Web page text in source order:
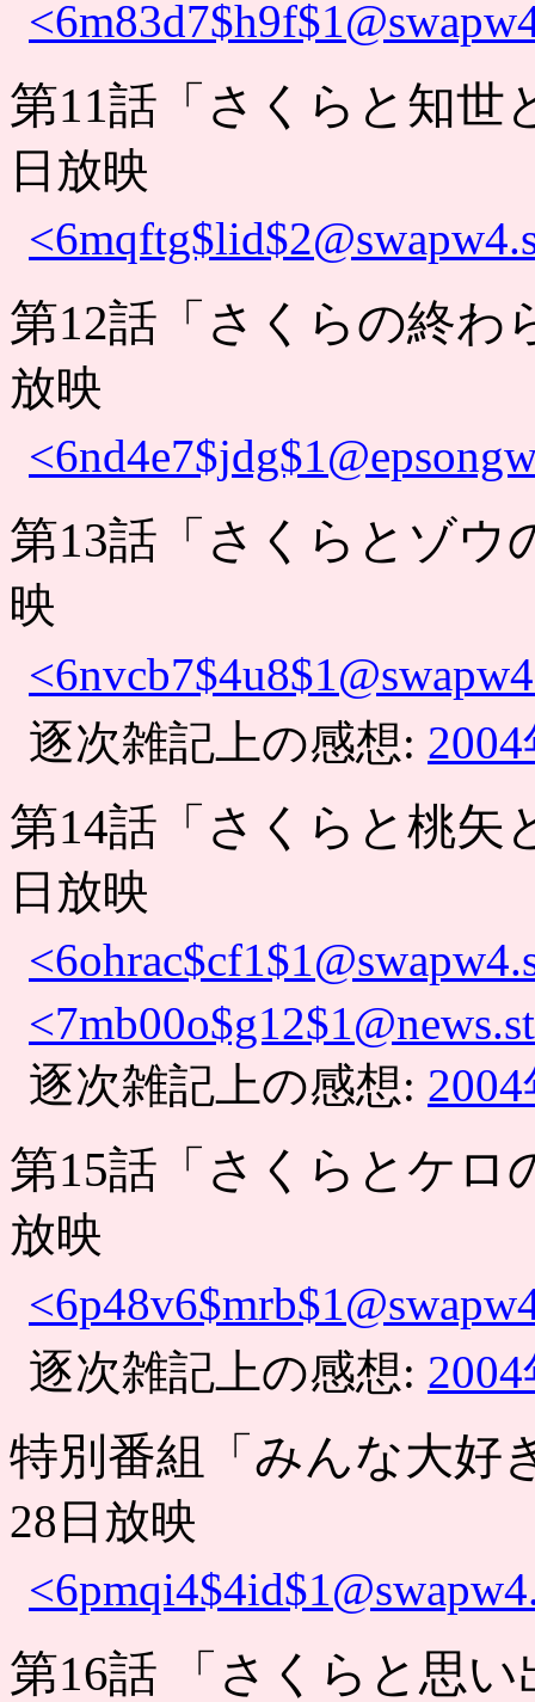
第11話「さくらと知世
日放映
第12話「さくらの終わ
放映
第13話「さくらとゾウ
映
逐次雑記上の感想:
第14話「さくらと桃矢
日放映
逐次雑記上の感想:
第15話「さくらとケロ
放映
逐次雑記上の感想:
特別番組「みんな大好
28日放映
第16話 「さくらと思い